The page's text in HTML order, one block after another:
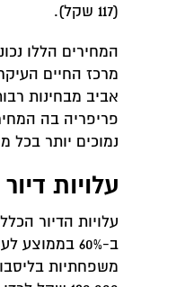
(117 שקל).
המחירים הללו
מרכז החיים
אביב מבחינות
פריפריה בה
נמוכים יותר בכל
עלויות דיור
עלויות הדיור
ב-60%
משפחתיות